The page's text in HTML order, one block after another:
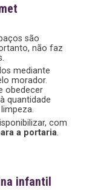
são
não faz
mediante
morador.
obedecer
quantidade
com
a portaria
infantil